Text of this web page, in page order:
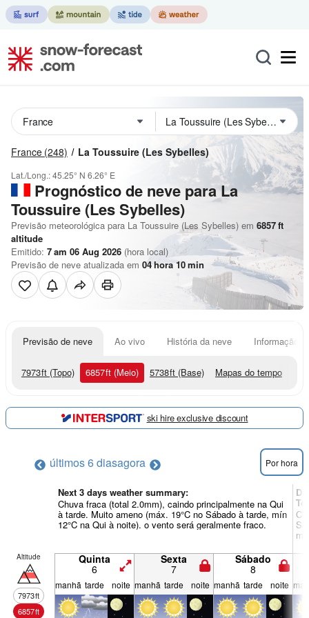
France (248) La Toussuire (Les Sybelles)
Lat./Long.:45.25° N 6.26° E
Prognóstico de neve para La
Toussuire (Les Sybelles)
Previsão meteorológica para La Toussuire (Les Sybelles) em 6857ft
altitude
Emitido: 7 am 06 Aug 2026 (hora local)
Previsão de neve atualizada em 04hora10min
Previsão de neve Ao vivo História da neve Informação
7973ft (Topo) 6857ft (Meio) 5738ft (Base) Mapas do tempo
ski hire exclusive discount
últimos 6 diasagora Por hora
Next 3 days weather summary:
Chuva fraca (total 2.0mm), caindo principalmente na Qui
à tarde. Muito ameno (máx. 19°C no Sábado à tarde, mín
12°C na Qui à noite). o vento será geralmente fraco.
Altitude
7973ft
6857ft
Quinta
6
Sexta
7
Sábado
8
manhã tarde noite manhã tarde noite manhã tarde noite